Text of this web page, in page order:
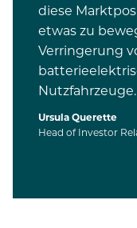
diese
etwas zu
Verringerung
Nutzfahrzeuge.
Ursula Querette
Head of Investor